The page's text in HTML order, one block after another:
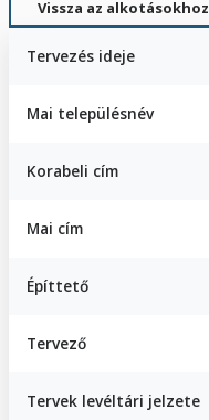
Vissza az alkotásokhoz
Tervezés ideje
Mai településnév
Korabeli cím
Mai cím
Építtető
Tervező
Tervek levéltári jelzete